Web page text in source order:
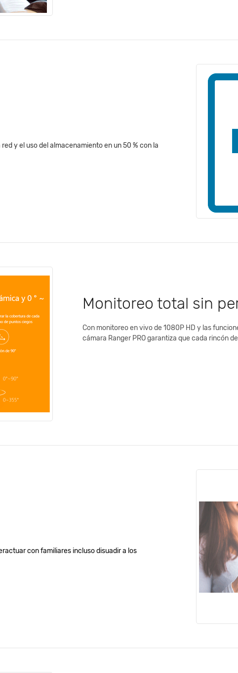
y el uso del almacenamiento en un 50 % con la
Monitoreo total sin
Con monitoreo en vivo de 1080P HD y las
cámara Ranger PRO garantiza que cada rincón
con familiares incluso disuadir a los